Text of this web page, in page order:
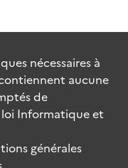
nécessaires à
aucune
de
Informatique et
générales